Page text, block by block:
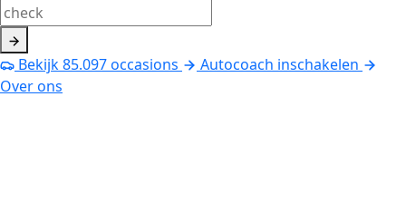
Bekijk85.097occasions
Autocoach inschakelen
Over ons